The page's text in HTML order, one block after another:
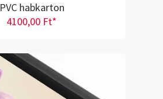
PVC habkarton
4100,00 Ft*